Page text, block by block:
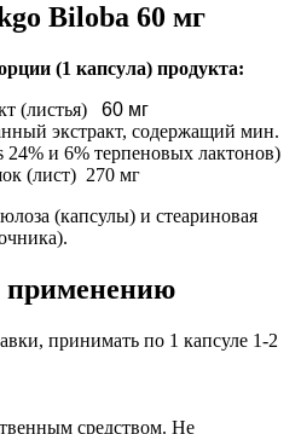
Biloba 60 мг
(1 капсула) продукта:
(листья)
60 мг
экстракт, содержащий мин.
24% и 6% терпеновых лактонов)
(лист) 270 мг
(капсулы) и стеариновая
применению
принимать по 1 капсуле 1-2
средством. Не